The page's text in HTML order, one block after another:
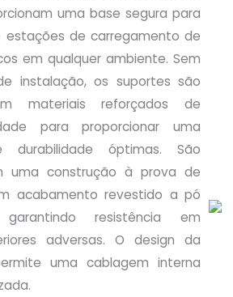
uma base segura para
estações de carregamento de
em qualquer ambiente. Sem
instalação, os suportes são
materiais reforçados de
para proporcionar uma
durabilidade óptimas. São
uma construção à prova de
acabamento revestido a pó
garantindo resistência em
adversas. O design da
uma cablagem interna